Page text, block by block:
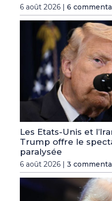
6 août 2026 | 6
Les Etats-Unis et
Trump offre le
paralysée
6 août 2026 | 3